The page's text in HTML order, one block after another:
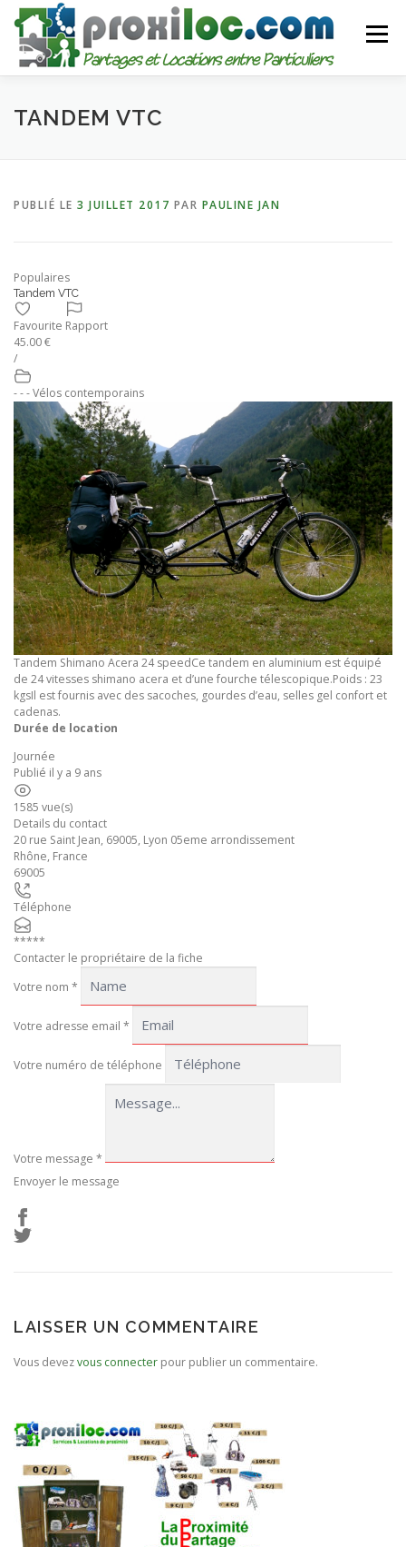
Aller
contenu
Menu
CATEGORIES AJOUTER UNE ANNONCE
TANDEM VTC
PUBLIÉ LE 3 JUILLET 2017 PAR PAULINE JAN
Populaires
Tandem VTC
Favourite Rapport
45.00 €
/
- - - Vélos contemporains
Tandem Shimano Acera 24 speedCe tandem en aluminium est équipé
de 24 vitesses shimano acera et d’une fourche télescopique.Poids : 23
kgsIl est fournis avec des sacoches, gourdes d’eau, selles gel confort et
cadenas.
Durée de location
Journée
Publié il y a 9 ans
1585 vue(s)
Details du contact
20 rue Saint Jean, 69005, Lyon 05eme arrondissement
Rhône, France
69005
Téléphone
*****
Contacter le propriétaire de la fiche
Votre nom *
Votre adresse email *
Votre numéro de téléphone
Votre message *
Envoyer le message
LAISSER UN COMMENTAIRE
Vous devezvous connecter pour publier un commentaire.